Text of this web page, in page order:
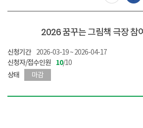
2026 꿈꾸는 그림책 극장 참
신청기간
2026-03-19 ~ 2026-04-17
신청자/접수인원
10/10
상태
마감